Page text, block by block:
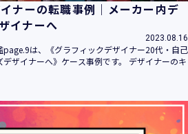
ナーの転職事例｜メーカー内デ
イナーへ
2023.08.16
は、《グラフィックデザイナー20代・自己
ザイナーへ》ケース事例です。 デザイナーのキ